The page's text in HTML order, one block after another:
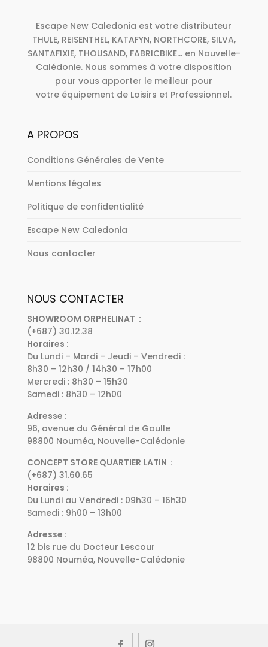
Escape New Caledonia est votre distributeur
THULE, REISENTHEL, KATAFYN, NORTHCORE, SILVA,
SANTAFIXIE, THOUSAND, FABRICBIKE... en Nouvelle-
Calédonie. Nous sommes à votre disposition
pour vous apporter le meilleur pour
votre équipement de Loisirs et Professionnel.
A PROPOS
Conditions Générales de Vente
Mentions légales
Politique de confidentialité
Escape New Caledonia
Nous contacter
NOUS CONTACTER
SHOWROOM ORPHELINAT :
(+687) 30.12.38
Horaires :
Du Lundi – Mardi – Jeudi – Vendredi :
8h30 – 12h30 / 14h30 – 17h00
Mercredi : 8h30 – 15h30
Samedi : 8h30 – 12h00
Adresse :
96, avenue du Général de Gaulle
98800 Nouméa, Nouvelle-Calédonie
CONCEPT STORE QUARTIER LATIN :
(+687) 31.60.65
Horaires :
Du Lundi au Vendredi : 09h30 – 16h30
Samedi : 9h00 – 13h00
Adresse :
12 bis rue du Docteur Lescour
98800 Nouméa, Nouvelle-Calédonie